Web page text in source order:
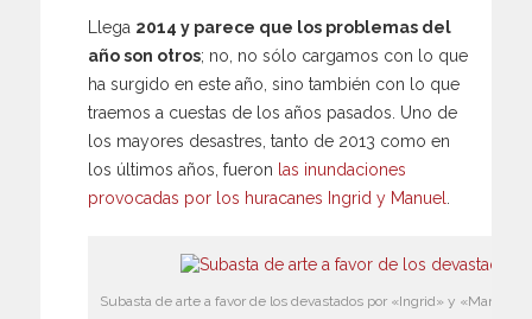
Llega 2014 y parece que los problemas del
año son otros; no, no sólo cargamos con lo que
ha surgido en este año, sino también con lo que
traemos a cuestas de los años pasados. Uno de
los mayores desastres, tanto de 2013 como en
los últimos años, fueron las inundaciones
provocadas por los huracanes Ingrid y Manuel
Subasta de arte a favor de los devastados por «Ingrid» y «Manuel».